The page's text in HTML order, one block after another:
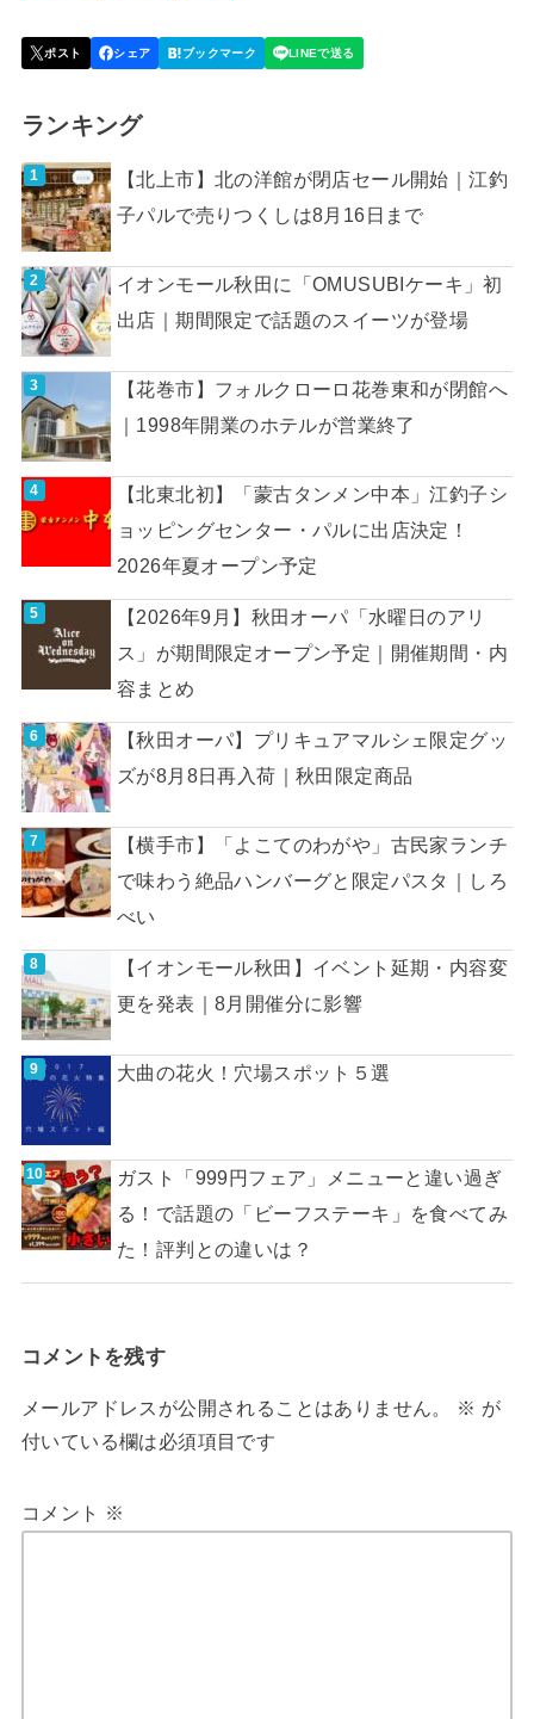
ランキング
【北上市】北の洋館が閉店セール開始｜江釣
子パルで売りつくしは8月16日まで
イオンモール秋田に「OMUSUBIケーキ」初
出店｜期間限定で話題のスイーツが登場
【花巻市】フォルクローロ花巻東和が閉館へ
｜1998年開業のホテルが営業終了
【北東北初】「蒙古タンメン中本」江釣子シ
ョッピングセンター・パルに出店決定！
2026年夏オープン予定
【2026年9月】秋田オーパ「水曜日のアリ
ス」が期間限定オープン予定｜開催期間・内
容まとめ
【秋田オーパ】プリキュアマルシェ限定グッ
ズが8月8日再入荷｜秋田限定商品
【横手市】「よこてのわがや」古民家ランチ
で味わう絶品ハンバーグと限定パスタ｜しろ
べい
【イオンモール秋田】イベント延期・内容変
更を発表｜8月開催分に影響
大曲の花火！穴場スポット５選
ガスト「999円フェア」メニューと違い過ぎ
る！で話題の「ビーフステーキ」を食べてみ
た！評判との違いは？
コメントを残す
メールアドレスが公開されることはありません。 ※ が
付いている欄は必須項目です
コメント ※